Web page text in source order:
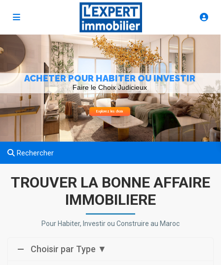
ACHETER POUR HABITER OU INVESTIR
Faire le Choix Judicieux
Explorez les choix
Rechercher
TROUVER LA BONNE AFFAIRE
IMMOBILIERE
Pour Habiter, Investir ou Construire au Maroc
Choisir par Type ▼